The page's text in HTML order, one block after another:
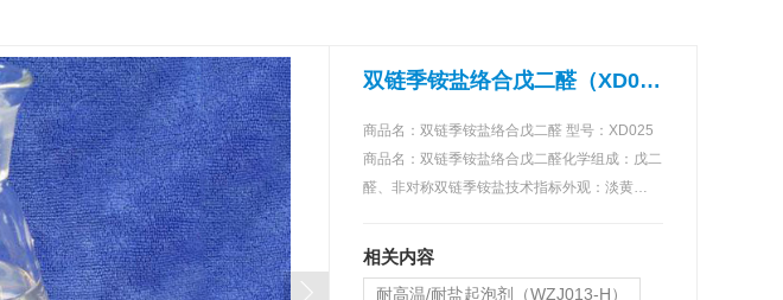
双链季铵盐络合戊二醛（XD025）
商品名：双链季铵盐络合戊二醛 型号：XD025
商品名：双链季铵盐络合戊二醛化学组成：戊二
醛、非对称双链季铵盐技术指标外观：淡黄…
相关内容
耐高温/耐盐起泡剂（WZJ013-H）